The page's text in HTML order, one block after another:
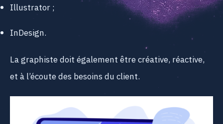
Illustrator ;
InDesign.
La graphiste doit également être créative, réactive,
et à l’écoute des besoins du client.